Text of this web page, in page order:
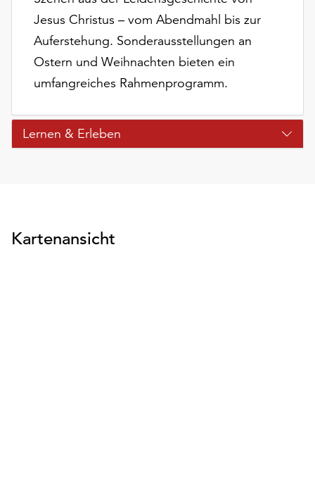
unserer
Datenschutzerklärung
oder
dem
Impressum
Jesus Christus – vom Abendmahl bis zur
Auferstehung. Sonderausstellungen an
Ostern und Weihnachten bieten ein
umfangreiches Rahmenprogramm.
Lernen & Erleben
Kartenansicht